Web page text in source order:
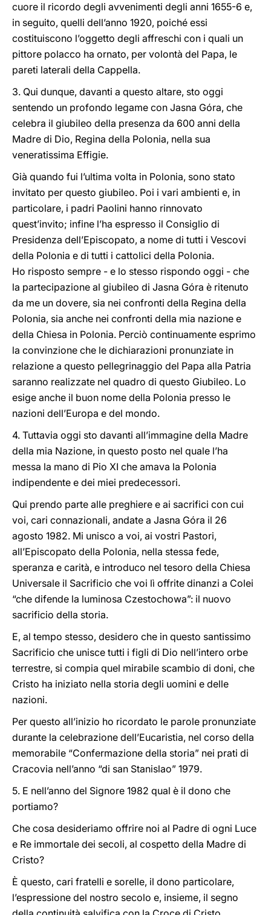
cuore il ricordo degli avvenimenti degli anni 1655-6 e,
in seguito, quelli dell’anno 1920, poiché essi
costituiscono l’oggetto degli affreschi con i quali un
pittore polacco ha ornato, per volontà del Papa, le
pareti laterali della Cappella.
3. Qui dunque, davanti a questo altare, sto oggi
sentendo un profondo legame con Jasna Góra, che
celebra il giubileo della presenza da 600 anni della
Madre di Dio, Regina della Polonia, nella sua
veneratissima Effigie.
Già quando fui l’ultima volta in Polonia, sono stato
invitato per questo giubileo. Poi i vari ambienti e, in
particolare, i padri Paolini hanno rinnovato
quest’invito; infine l’ha espresso il Consiglio di
Presidenza dell’Episcopato, a nome di tutti i Vescovi
della Polonia e di tutti i cattolici della Polonia.
Ho risposto sempre - e lo stesso rispondo oggi - che
la partecipazione al giubileo di Jasna Góra è ritenuto
da me un dovere, sia nei confronti della Regina della
Polonia, sia anche nei confronti della mia nazione e
della Chiesa in Polonia. Perciò continuamente esprimo
la convinzione che le dichiarazioni pronunziate in
relazione a questo pellegrinaggio del Papa alla Patria
saranno realizzate nel quadro di questo Giubileo. Lo
esige anche il buon nome della Polonia presso le
nazioni dell’Europa e del mondo.
4. Tuttavia oggi sto davanti all’immagine della Madre
della mia Nazione, in questo posto nel quale l’ha
messa la mano di Pio XI che amava la Polonia
indipendente e dei miei predecessori.
Qui prendo parte alle preghiere e ai sacrifici con cui
voi, cari connazionali, andate a Jasna Góra il 26
agosto 1982. Mi unisco a voi, ai vostri Pastori,
all’Episcopato della Polonia, nella stessa fede,
speranza e carità, e introduco nel tesoro della Chiesa
Universale il Sacrificio che voi lì offrite dinanzi a Colei
“che difende la luminosa Czestochowa”: il nuovo
sacrificio della storia.
E, al tempo stesso, desidero che in questo santissimo
Sacrificio che unisce tutti i figli di Dio nell’intero orbe
terrestre, si compia quel mirabile scambio di doni, che
Cristo ha iniziato nella storia degli uomini e delle
nazioni.
Per questo all’inizio ho ricordato le parole pronunziate
durante la celebrazione dell’Eucaristia, nel corso della
memorabile “Confermazione della storia” nei prati di
Cracovia nell’anno “di san Stanislao” 1979.
5. E nell’anno del Signore 1982 qual è il dono che
portiamo?
Che cosa desideriamo offrire noi al Padre di ogni Luce
e Re immortale dei secoli, al cospetto della Madre di
Cristo?
È questo, cari fratelli e sorelle, il dono particolare,
l’espressione del nostro secolo e, insieme, il segno